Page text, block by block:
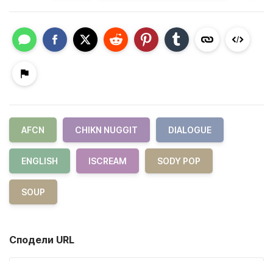
AFCN CHIKN NUGGIT DIALOGUE
ENGLISH ISCREAM SODY POP
SOUP
Сподели URL